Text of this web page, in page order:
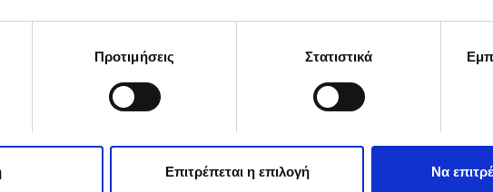
Προτιμήσεις Στατιστικά
Επιτρέπεται η επιλογή Να
instead, we all work together towards common
for the achievements and their impact on the